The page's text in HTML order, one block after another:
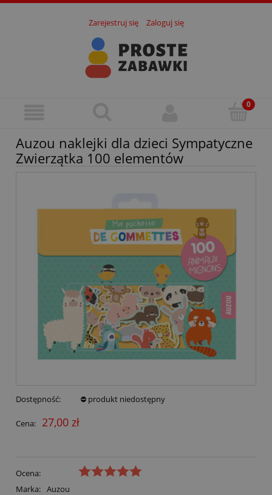
Zarejestruj się Zaloguj się
Auzou naklejki dla dzieci Sympatyczne
Zwierzątka 100 elementów
Dostępność: ⛔ produkt niedostępny
Cena: 27,00 zł
Ocena:
Marka: Auzou